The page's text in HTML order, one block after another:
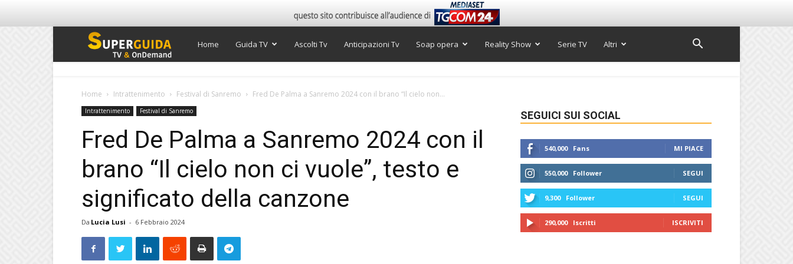
Super
TV
Home Guida TV Ascolti Tv Anticipazioni Tv Soap opera Reality Show Serie TV Altri
Home Intrattenimento Festival di Sanremo Fred De Palma a Sanremo 2024 con il brano “Il cielo non...
Intrattenimento Festival di Sanremo
Fred De Palma a Sanremo 2024 con il
brano “Il cielo non ci vuole”, testo e
significato della canzone
Da Lucia Lusi - 6 Febbraio 2024
SEGUICI SUI SOCIAL
540,000 Fans MI PIACE
550,000 Follower SEGUI
9,300 Follower SEGUI
290,000 Iscritti ISCRIVITI